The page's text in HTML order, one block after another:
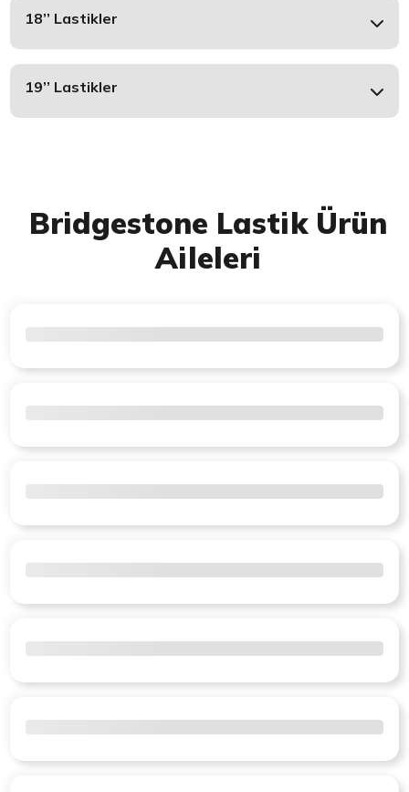
18’’ Lastikler
19’’ Lastikler
Bridgestone Lastik Ürün
Aileleri